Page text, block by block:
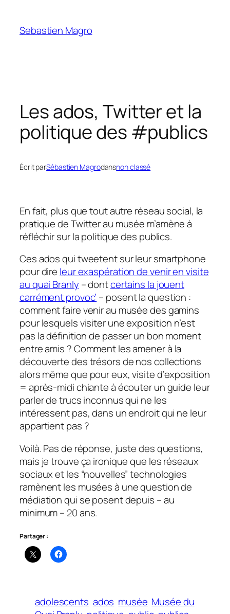
content
Sebastien Magro
Les ados, Twitter et la
politique des #publics
Écrit parSébastien Magrodansnon classé
En fait, plus que tout autre réseau social, la
pratique de Twitter au musée m’amène à
réfléchir sur la politique des publics.
Ces ados qui tweetent sur leur smartphone
pour dire leur exaspération de venir en visite
au quai Branly – dontcertains la jouent
carrément provoc’ – posent la question :
comment faire venir au musée des gamins
pour lesquels visiter une exposition n’est
pas la définition de passer un bon moment
entre amis ? Comment les amener à la
découverte des trésors de nos collections
alors même que pour eux, visite d’exposition
= après-midi chiante à écouter un guide leur
parler de trucs inconnus qui ne les
intéressent pas, dans un endroit qui ne leur
appartient pas ?
Voilà. Pas de réponse, juste des questions,
mais je trouve ça ironique que les réseaux
sociaux et les “nouvelles” technologies
ramènent les musées à une question de
médiation qui se posent depuis – au
minimum – 20 ans.
Partager :
adolescents ados musée Musée du